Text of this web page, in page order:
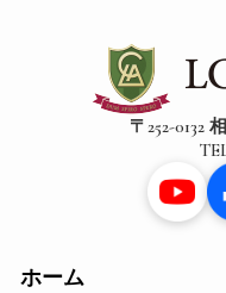
〒252-0132
ホーム